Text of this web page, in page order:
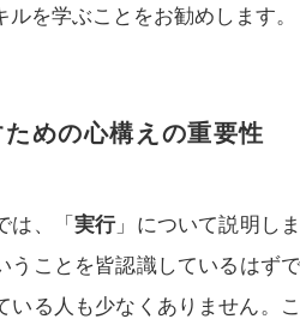
ルを学ぶことをお勧めします。
めの心構えの重要性
は、「実行」について説明し
うことを皆認識しているはず
いる人も少なくありません。